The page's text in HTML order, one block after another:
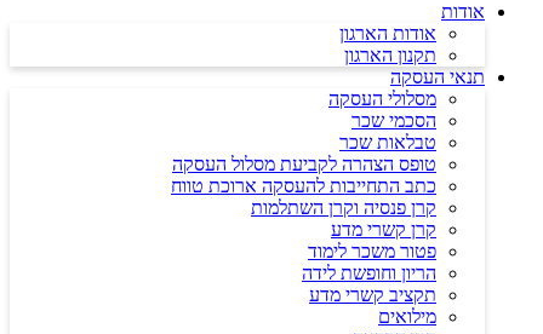
אודות
אודות הארגון
תקנון הארגון
תנאי העסקה
מסלולי העסקה
הסכמי שכר
טבלאות שכר
טופס הצהרה לקביעת מסלול העסקה
כתב התחייבות להעסקה ארוכת טווח
קרן פנסיה וקרן השתלמות
קרן קשרי מדע
פטור משכר לימוד
הריון וחופשת לידה
תקציב קשרי מדע
מילואים